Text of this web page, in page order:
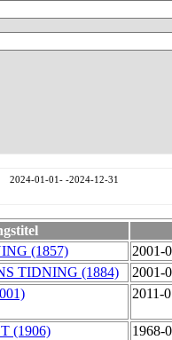
2024-01-01- -2024-12-31
(1857) 2001-
TIDNING (1884) 2001-
2011-
(1906) 1968-